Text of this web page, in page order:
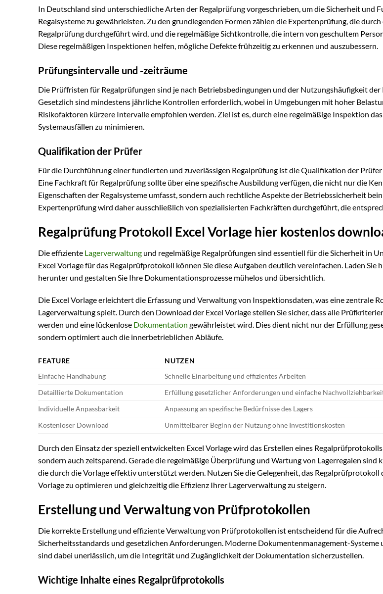
In Deutschland sind unterschiedliche Arten der Regalprüfung vorgeschrieben, um die Sicherheit und
Regalsysteme zu gewährleisten. Zu den grundlegenden Formen zählen die Expertenprüfung, die
Regalprüfung durchgeführt wird, und die regelmäßige Sichtkontrolle, die intern von geschultem
Diese regelmäßigen Inspektionen helfen, mögliche Defekte frühzeitig zu erkennen und auszubessern.
Prüfungsintervalle und -zeiträume
Die Prüffristen für Regalprüfungen sind je nach Betriebsbedingungen und der Nutzungshäufigkeit der
Gesetzlich sind mindestens jährliche Kontrollen erforderlich, wobei in Umgebungen mit hoher
Risikofaktoren kürzere Intervalle empfohlen werden. Ziel ist es, durch eine regelmäßige Inspektion
Systemausfällen zu minimieren.
Qualifikation der Prüfer
Für die Durchführung einer fundierten und zuverlässigen Regalprüfung ist die Qualifikation der
Eine Fachkraft für Regalprüfung sollte über eine spezifische Ausbildung verfügen, die nicht nur die
Eigenschaften der Regalsysteme umfasst, sondern auch rechtliche Aspekte der Betriebssicherheit
Expertenprüfung wird daher ausschließlich von spezialisierten Fachkräften durchgeführt, die
Regalprüfung Protokoll Excel Vorlage hier kostenlos
Die effiziente Lagerverwaltung und regelmäßige Regalprüfungen sind essentiell für die Sicherheit in
Excel Vorlage für das Regalprüfprotokoll können Sie diese Aufgaben deutlich vereinfachen. Laden Sie
herunter und gestalten Sie Ihre Dokumentationsprozesse mühelos und übersichtlich.
Die Excel Vorlage erleichtert die Erfassung und Verwaltung von Inspektionsdaten, was eine zentrale
Lagerverwaltung spielt. Durch den Download der Excel Vorlage stellen Sie sicher, dass alle
werden und eine lückenlose Dokumentation gewährleistet wird. Dies dient nicht nur der Erfüllung
sondern optimiert auch die innerbetrieblichen Abläufe.
FEATURE
NUTZEN
Einfache Handhabung
Schnelle Einarbeitung und effizientes Arbeiten
Detaillierte Dokumentation
Erfüllung gesetzlicher Anforderungen und einfache
Individuelle Anpassbarkeit
Anpassung an spezifische Bedürfnisse des Lagers
Kostenloser Download
Unmittelbarer Beginn der Nutzung ohne Investitionskosten
Durch den Einsatz der speziell entwickelten Excel Vorlage wird das Erstellen eines
sondern auch zeitsparend. Gerade die regelmäßige Überprüfung und Wartung von Lagerregalen sind
die durch die Vorlage effektiv unterstützt werden. Nutzen Sie die Gelegenheit, das Regalprüfprotokoll
Vorlage zu optimieren und gleichzeitig die Effizienz Ihrer Lagerverwaltung zu steigern.
Erstellung und Verwaltung von Prüfprotokollen
Die korrekte Erstellung und effiziente Verwaltung von Prüfprotokollen ist entscheidend für die
Sicherheitsstandards und gesetzlichen Anforderungen. Moderne Dokumentenmanagement-Systeme
sind dabei unerlässlich, um die Integrität und Zugänglichkeit der Dokumentation sicherzustellen.
Wichtige Inhalte eines Regalprüfprotokolls